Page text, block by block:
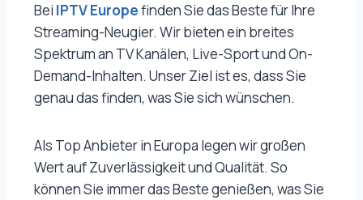
Bei IPTV Europefinden Sie das Beste für Ihre
Streaming-Neugier. Wir bieten ein breites
Spektrum an TV Kanälen, Live-Sport und On-
Demand-Inhalten. Unser Ziel ist es, dass Sie
genau das finden, was Sie sich wünschen.
Als Top Anbieter in Europa legen wir großen
Wert auf Zuverlässigkeit und Qualität. So
können Sie immer das Beste genießen, was Sie